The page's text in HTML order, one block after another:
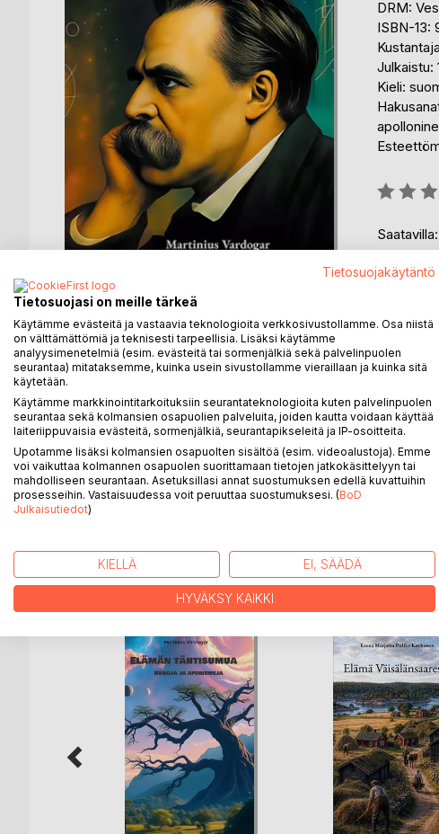
DRM:
ISBN-13:
Julkaistu:
Kieli:
Arvostelu::
KUVAUS
Nietzsche nykyaikana - Dionyysinen ja apolloninen
ihmisen sieluun, teknologiaan ja todellisuuden
tavalla nykyhetken haasteiden keskelle: tekoäly,
yhteen dionyysis-apollonisen jännitteen läpi.
Tämä kirja ei tarjoa valmiita vastauksia - se kutsuu
mitä on olla ihminen nopeasti muuttuvassa maailmassa.
KIRJAILIJA
LISÄÄ KIRJOJA BoD:LLA
Tietosuojakäytäntö
Tietosuojasi on meille tärkeä
Käytämme evästeitä ja vastaavia teknologioita verkkosivustollamme. Osa niistä
on välttämättömiä ja teknisesti tarpeellisia. Lisäksi käytämme
analyysimenetelmiä (esim. evästeitä tai sormenjälkiä sekä palvelinpuolen
seurantaa) mitataksemme, kuinka usein sivustollamme vieraillaan ja kuinka sitä
käytetään.
Käytämme markkinointitarkoituksiin seurantateknologioita kuten palvelinpuolen
seurantaa sekä kolmansien osapuolien palveluita, joiden kautta voidaan käyttää
laiteriippuvaisia evästeitä, sormenjälkiä, seurantapikseleitä ja IP-osoitteita.
Upotamme lisäksi kolmansien osapuolten sisältöä (esim. videoalustoja). Emme
voi vaikuttaa kolmannen osapuolen suorittamaan tietojen jatkokäsittelyyn tai
mahdolliseen seurantaan. Asetuksillasi annat suostumuksen edellä kuvattuihin
prosesseihin. Vastaisuudessa voit peruuttaa suostumuksesi. (BoD
Julkaisutiedot)
KIELLÄ EI, SÄÄDÄ
HYVÄKSY KAIKKI